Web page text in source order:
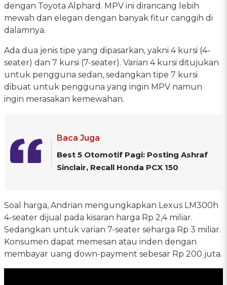
dengan Toyota Alphard. MPV ini dirancang lebih
mewah dan elegan dengan banyak fitur canggih di
dalamnya.
Ada dua jenis tipe yang dipasarkan, yakni 4 kursi (4-
seater) dan 7 kursi (7-seater). Varian 4 kursi ditujukan
untuk pengguna sedan, sedangkan tipe 7 kursi
dibuat untuk pengguna yang ingin MPV namun
ingin merasakan kemewahan.
Baca Juga
Best 5 Otomotif Pagi: Posting Ashraf
Sinclair, Recall Honda PCX 150
Soal harga, Andrian mengungkapkan Lexus LM300h
4-seater dijual pada kisaran harga Rp 2,4 miliar.
Sedangkan untuk varian 7-seater seharga Rp 3 miliar.
Konsumen dapat memesan atau inden dengan
membayar uang down-payment sebesar Rp 200 juta.